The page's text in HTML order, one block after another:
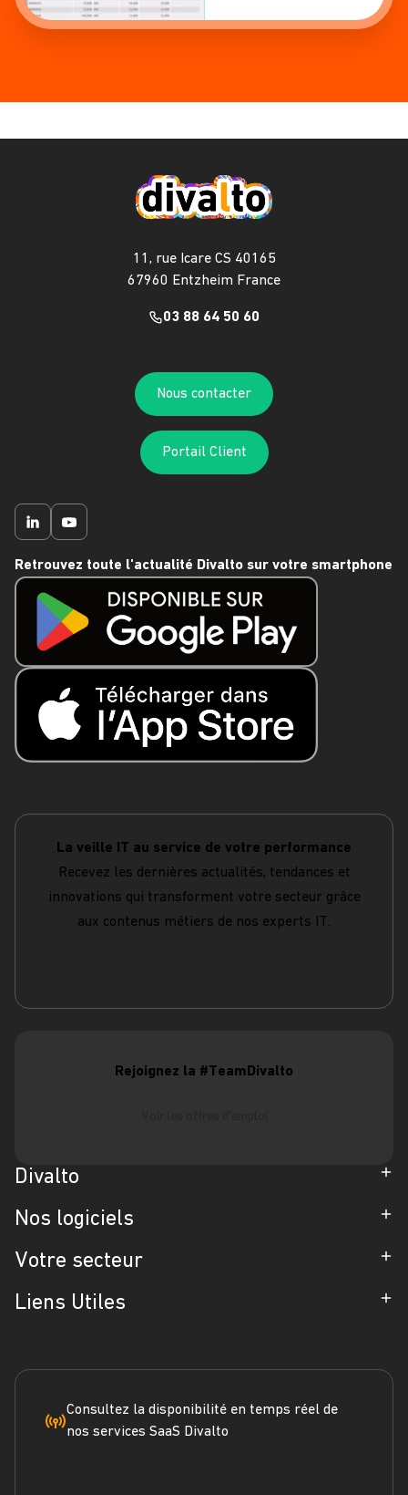
11, rue Icare CS 40165
67960 Entzheim France
03 88 64 50 60
Nous contacter
Portail Client
Retrouvez toute l'actualité Divalto sur votre smartphone
La veille IT au service de votre performance
Recevez les dernières actualités, tendances et
innovations qui transforment votre secteur grâce
aux contenus métiers de nos experts IT.
Rejoignez la #TeamDivalto
Divalto
Entreprise
Partenaires
Blog
Engagement RSE
Nos logiciels
ERP
CRM
Votre secteur
Industrie
Liens Utiles
Marketplace
Dossier ERP
Consultez la disponibilité en temps réel de
nos services SaaS Divalto